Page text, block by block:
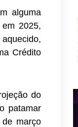
alguma
2025,
Crédito
do
patamar
março